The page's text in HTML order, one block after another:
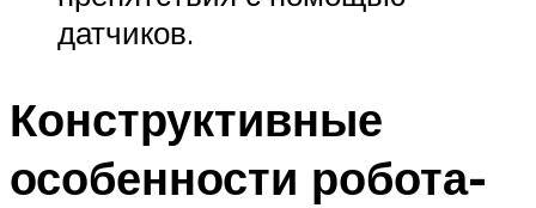
датчиков.
Конструктивные
особенности робота-